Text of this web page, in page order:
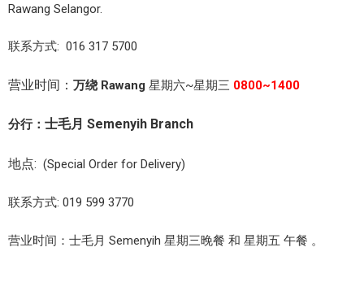
Rawang Selangor.
联系方式: 016 317 5700
营业时间： 万绕 Rawang 星期六~星期三 0800~1400
分行： 士毛月 Semenyih Branch
地点: (Special Order for Delivery)
联系方式: 019 599 3770
营业时间：士毛月 Semenyih 星期三晚餐 和 星期五 午餐 。